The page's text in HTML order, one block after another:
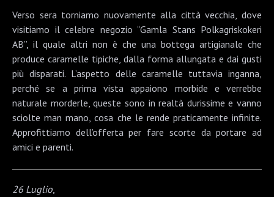
Verso sera torniamo nuovamente alla città vecchia, dove
visitiamo il celebre negozio “Gamla Stans Polkagriskokeri
AB”, il quale altri non è che una bottega artigianale che
produce caramelle tipiche, dalla forma allungata e dai gusti
più disparati. L’aspetto delle caramelle tuttavia inganna,
perché se a prima vista appaiono morbide e verrebbe
naturale morderle, queste sono in realtà durissime e vanno
sciolte man mano, cosa che le rende praticamente infinite.
Approfittiamo dell’offerta per fare scorte da portare ad
amici e parenti.
26 Luglio,